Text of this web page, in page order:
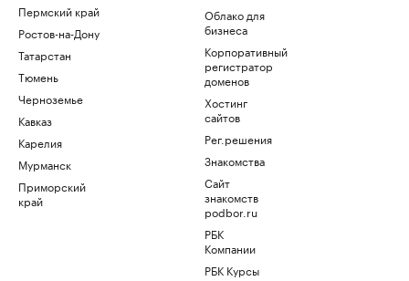
Пермский край
Ростов-на-Дону
Татарстан
Тюмень
Черноземье
Кавказ
Карелия
Мурманск
Приморский
край
Облако для
бизнеса
Корпоративный
регистратор
доменов
Хостинг
сайтов
Рег.решения
Знакомства
Сайт
знакомств
podbor.ru
РБК
Компании
РБК Курсы